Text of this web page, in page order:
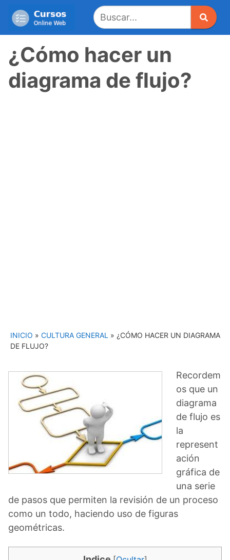
¿Cómo hacer un
diagrama de flujo?
INICIO » CULTURA GENERAL » ¿CÓMO HACER UN DIAGRAMA
DE FLUJO?
Recordem
os que un
diagrama
de flujo es
la
represent
ación
gráfica de
una serie
de pasos que permiten la revisión de un proceso
como un todo, haciendo uso de figuras
geométricas.